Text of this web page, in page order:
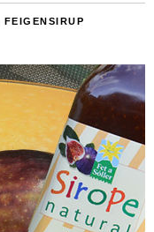
FEIGENSIRUP